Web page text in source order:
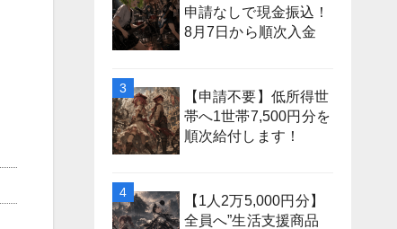
申請なしで現金振込！
8月7日から順次入金
【申請不要】低所得世
帯へ1世帯7,500円分を
順次給付します！
【1人2万5,000円分】
全員へ”生活支援商品